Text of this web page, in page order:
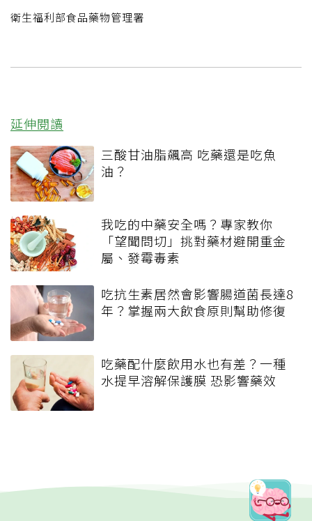
衛生福利部食品藥物管理署
延伸閱讀
三酸甘油脂飆高 吃藥還是吃魚
油？
我吃的中藥安全嗎？專家教你
「望聞問切」挑對藥材避開重金
屬、發霉毒素
吃抗生素居然會影響腸道菌長達8
年？掌握兩大飲食原則幫助修復
吃藥配什麼飲用水也有差？一種
水提早溶解保護膜 恐影響藥效